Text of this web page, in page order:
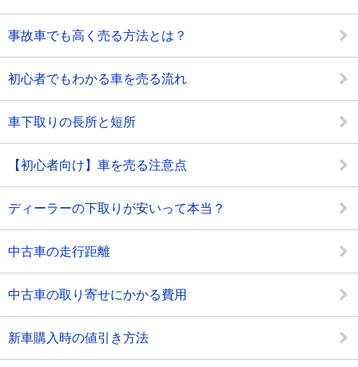
事故車でも高く売る方法とは？
初心者でもわかる車を売る流れ
車下取りの長所と短所
【初心者向け】車を売る注意点
ディーラーの下取りが安いって本当？
中古車の走行距離
中古車の取り寄せにかかる費用
新車購入時の値引き方法